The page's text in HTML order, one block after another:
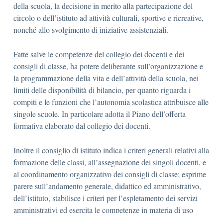
della scuola, la decisione in merito alla partecipazione del
circolo o dell’istituto ad attività culturali, sportive e ricreative,
nonché allo svolgimento di iniziative assistenziali.
Fatte salve le competenze del collegio dei docenti e dei
consigli di classe, ha potere deliberante sull’organizzazione e
la programmazione della vita e dell’attività della scuola, nei
limiti delle disponibilità di bilancio, per quanto riguarda i
compiti e le funzioni che l’autonomia scolastica attribuisce alle
singole scuole. In particolare adotta il Piano dell’offerta
formativa elaborato dal collegio dei docenti.
Inoltre il consiglio di istituto indica i criteri generali relativi alla
formazione delle classi, all’assegnazione dei singoli docenti, e
al coordinamento organizzativo dei consigli di classe; esprime
parere sull’andamento generale, didattico ed amministrativo,
dell’istituto, stabilisce i criteri per l’espletamento dei servizi
amministrativi ed esercita le competenze in materia di uso